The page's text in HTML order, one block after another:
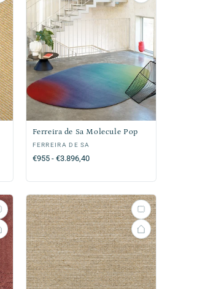
Ferreira de Sa Molecule Pop
Verkoper:
FERREIRA DE SA
Normale
€955 - €3.896,40